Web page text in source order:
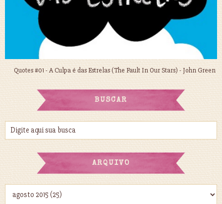
Quotes #01 - A Culpa é das Estrelas (The Fault In Our Stars) - John Green
BUSCAR
ARQUIVO